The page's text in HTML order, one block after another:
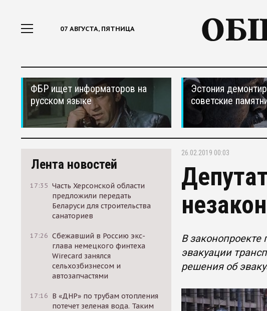
07 АВГУСТА, ПЯТНИЦА
ФБР ищет информаторов на
русском языке
Эстония
советские
Лента новостей
17:35 Часть Херсонской области
предложили передать
Беларуси для строительства
санаториев
17:26 Сбежавший в Россию экс-
глава немецкого финтеха
Wirecard занялся
сельхозбизнесом и
автозапчастями
17:16 В «ДНР» по трубам отопления
потечет зеленая вода. Таким
26.02.2019 00:03
В
эвакуации
решения об